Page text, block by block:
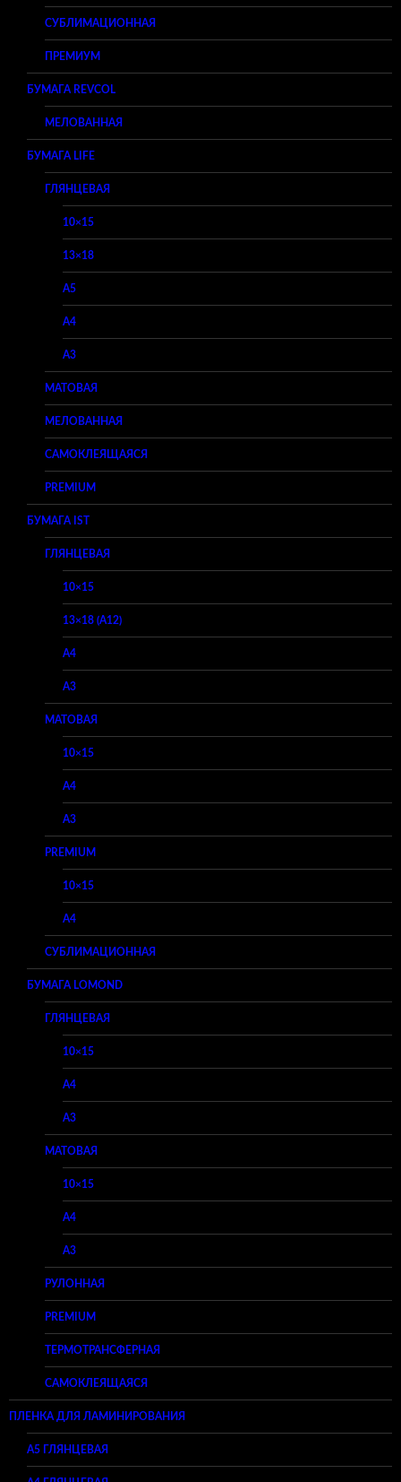
СУБЛИМАЦИОННАЯ
ПРЕМИУМ
БУМАГА REVCOL
МЕЛОВАННАЯ
БУМАГА LIFE
ГЛЯНЦЕВАЯ
10×15
13×18
A5
A4
A3
МАТОВАЯ
МЕЛОВАННАЯ
САМОКЛЕЯЩАЯСЯ
PREMIUM
БУМАГА IST
ГЛЯНЦЕВАЯ
10×15
13×18 (A12)
A4
A3
МАТОВАЯ
10×15
A4
A3
PREMIUM
10×15
A4
СУБЛИМАЦИОННАЯ
БУМАГА LOMOND
ГЛЯНЦЕВАЯ
10×15
A4
A3
МАТОВАЯ
10×15
A4
A3
РУЛОННАЯ
PREMIUM
ТЕРМОТРАНСФЕРНАЯ
САМОКЛЕЯЩАЯСЯ
ПЛЕНКА ДЛЯ ЛАМИНИРОВАНИЯ
A5 ГЛЯНЦЕВАЯ